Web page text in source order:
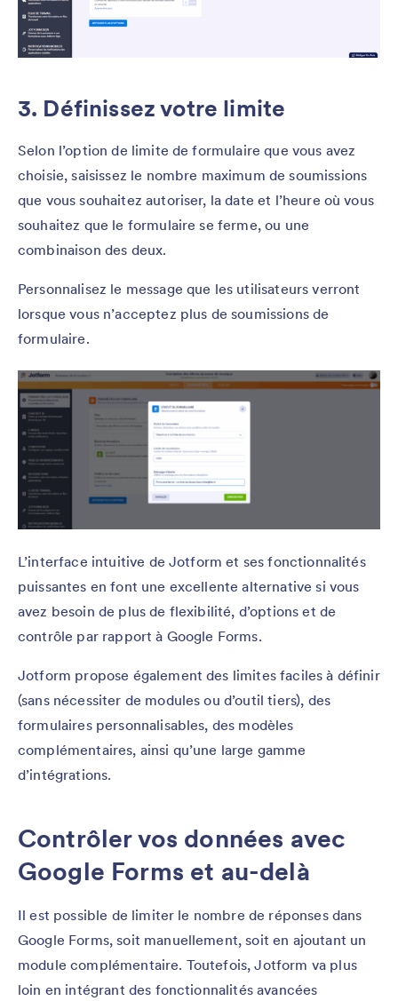
3. Définissez votre limite
Selon l’option de limite de formulaire que vous avez
choisie, saisissez le nombre maximum de soumissions
que vous souhaitez autoriser, la date et l’heure où vous
souhaitez que le formulaire se ferme, ou une
combinaison des deux.
Personnalisez le message que les utilisateurs verront
lorsque vous n’acceptez plus de soumissions de
formulaire.
L’interface intuitive de Jotform et ses fonctionnalités
puissantes en font une excellente alternative si vous
avez besoin de plus de flexibilité, d’options et de
contrôle par rapport à Google Forms.
Jotform propose également des limites faciles à définir
(sans nécessiter de modules ou d’outil tiers), des
formulaires personnalisables, des modèles
complémentaires, ainsi qu’une large gamme
d’intégrations.
Contrôler vos données avec
Google Forms et au-delà
Il est possible de limiter le nombre de réponses dans
Google Forms, soit manuellement, soit en ajoutant un
module complémentaire. Toutefois, Jotform va plus
loin en intégrant des fonctionnalités avancées